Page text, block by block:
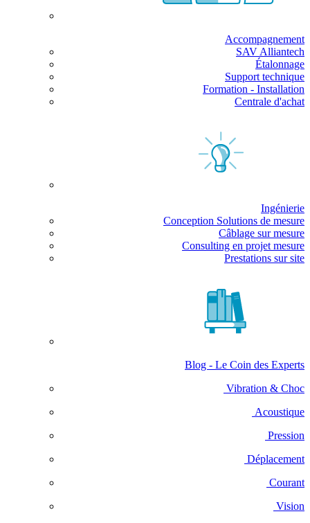
Accompagnement
SAV Alliantech
Étalonnage
Support technique
Formation - Installation
Centrale d'achat
Ingénierie
Conception Solutions de mesure
Câblage sur mesure
Consulting en projet mesure
Prestations sur site
Blog - Le Coin des Experts
Vibration & Choc
Acoustique
Pression
Déplacement
Courant
Vision